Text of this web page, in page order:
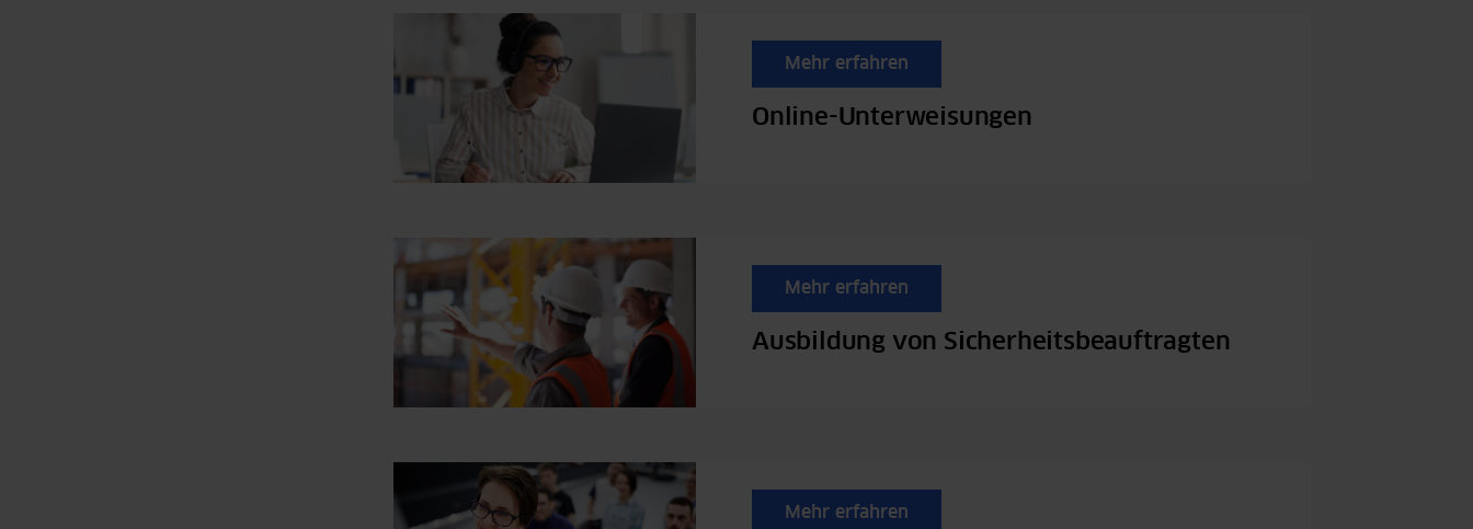
Mehr erfahren
Online-Unterweisungen
Mehr erfahren
Ausbildung von Sicherheitsbeauftragten
Mehr erfahren